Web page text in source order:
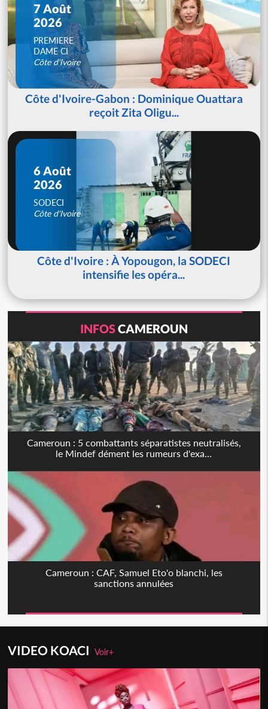
7 Août
2026
PREMIERE
DAME CI
Côte d'Ivoire
Côte d'Ivoire-Gabon : Dominique Ouattara
reçoit Zita Oligu...
6 Août
2026
SODECI
Côte d'Ivoire
Côte d'Ivoire : À Yopougon, la SODECI
intensifie les opéra...
INFOSCAMEROUN
Cameroun : 5 combattants séparatistes neutralisés,
le Mindef dément les rumeurs d'exa...
Cameroun : CAF, Samuel Eto'o blanchi, les
sanctions annulées
VIDEO KOACIVoir+